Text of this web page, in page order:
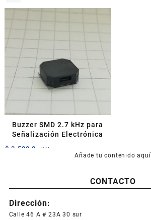
Buzzer SMD 2.7 kHz para
Señalización Electrónica
$ 3.500,0 +IVA
Añade tu contenido aquí
CONTACTO
Dirección:
Calle 46 A # 23A 30 sur